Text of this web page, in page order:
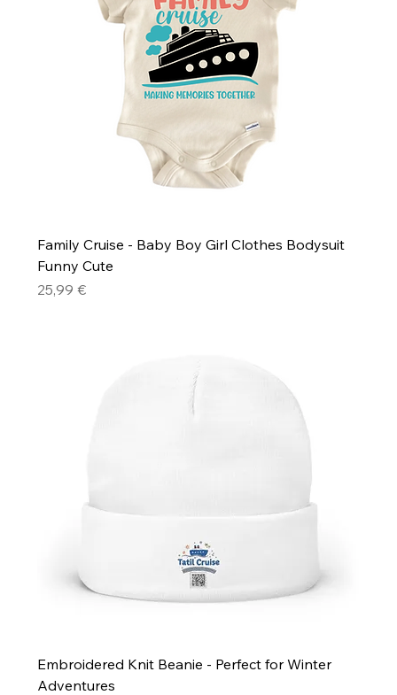
Family Cruise - Baby Boy Girl Clothes Bodysuit
Funny Cute
Precio
25,99 €
Embroidered Knit Beanie - Perfect for Winter
Adventures